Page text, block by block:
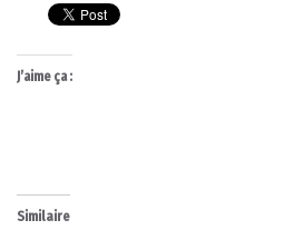
J’aime ça :
Similaire